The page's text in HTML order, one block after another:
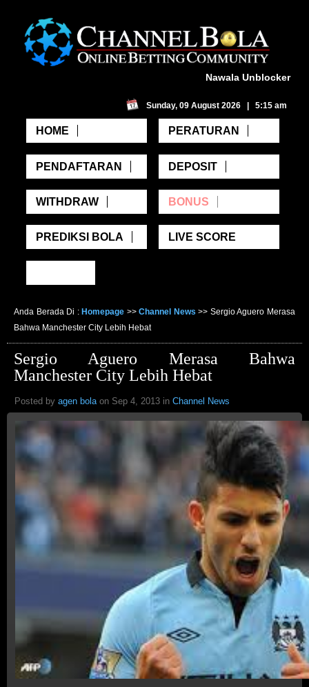
Nawala Unblocker
Sunday, 09 August 2026 | 5:15 am
HOME PERATURAN
PENDAFTARAN DEPOSIT
WITHDRAW BONUS
PREDIKSI BOLA LIVE SCORE
Anda Berada Di :Homepage >>Channel News >> Sergio Aguero Merasa
Bahwa Manchester City Lebih Hebat
Sergio Aguero Merasa Bahwa
Manchester City Lebih Hebat
Posted by agen bola on Sep 4, 2013 in Channel News